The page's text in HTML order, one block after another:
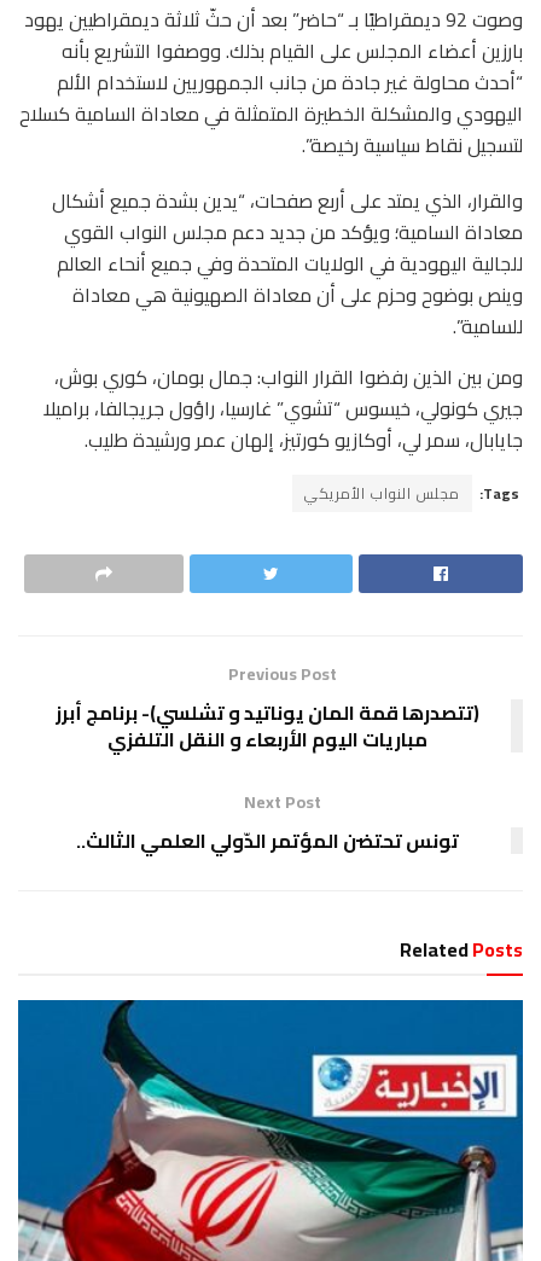
وصوت 92 ديمقراطيًا بـ “حاضر” بعد أن حثّ ثلاثة ديمقراطيين يهود
بارزين أعضاء المجلس على القيام بذلك. ووصفوا التشريع بأنه
“أحدث محاولة غير جادة من جانب الجمهوريين لاستخدام الألم
اليهودي والمشكلة الخطيرة المتمثلة في معاداة السامية كسلاح
لتسجيل نقاط سياسية رخيصة”.
والقرار، الذي يمتد على أربع صفحات، “يدين بشدة جميع أشكال
معاداة السامية؛ ويؤكد من جديد دعم مجلس النواب القوي
للجالية اليهودية في الولايات المتحدة وفي جميع أنحاء العالم
وينص بوضوح وحزم على أن معاداة الصهيونية هي معاداة
للسامية”.
ومن بين الذين رفضوا القرار النواب: جمال بومان، كوري بوش،
جيري كونولي، خيسوس “تشوي” غارسيا، راؤول جريجالفا، براميلا
جايابال، سمر لي، أوكازيو كورتيز، إلهان عمر ورشيدة طليب.
Tags: مجلس النواب الأمريكي
Previous Post
(تتصدرها قمة المان يوناتيد و تشلسي)- برنامج أبرز
مباريات اليوم الأربعاء و النقل التلفزي
Next Post
تونس تحتضن المؤتمر الدّولي العلمي الثالث..
RelatedPosts